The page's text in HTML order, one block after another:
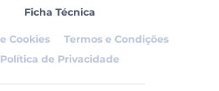
Ficha Técnica
Cookies
Termos e Condições
Política de Privacidade